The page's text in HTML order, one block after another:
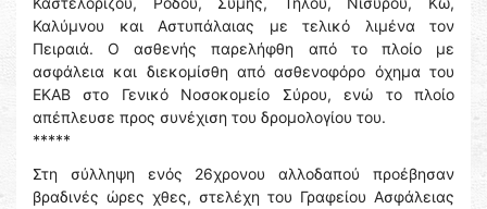
Καλύμνου και Αστυπάλαιας με τελικό λιμένα τον
Πειραιά. Ο ασθενής παρελήφθη από το πλοίο με
ασφάλεια και διεκομίσθη από ασθενοφόρο όχημα του
ΕΚΑΒ στο Γενικό Νοσοκομείο Σύρου, ενώ το πλοίο
απέπλευσε προς συνέχιση του δρομολογίου του.
*****
Στη σύλληψη ενός 26χρονου αλλοδαπού προέβησαν
βραδινές ώρες χθες, στελέχη του Γραφείου Ασφάλειας